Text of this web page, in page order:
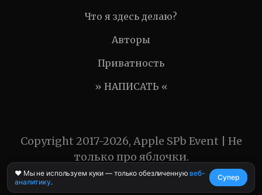
Что я здесь делаю?
Авторы
Приватность
» НАПИСАТЬ «
Copyright 2017-2026, Apple SPb Event | Не
только про яблочки.
❤️ Мы не используем куки — только обезличеннуювеб-
аналитику.
Супер